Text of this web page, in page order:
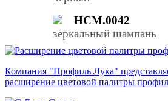
НСМ.0042
зеркальный шампань
Компания "Профиль Лука"
расширение цветовой палитры